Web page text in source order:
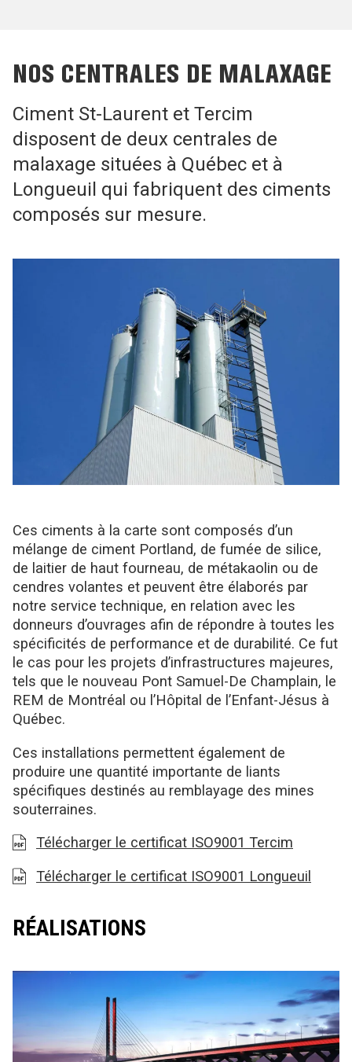
NOS CENTRALES DE MALAXAGE
Ciment St-Laurent et Tercim
disposent de deux centrales de
malaxage situées à Québec et à
Longueuil qui fabriquent des ciments
composés sur mesure.
Ces ciments à la carte sont composés d’un
mélange de ciment Portland, de fumée de silice,
de laitier de haut fourneau, de métakaolin ou de
cendres volantes et peuvent être élaborés par
notre service technique, en relation avec les
donneurs d’ouvrages afin de répondre à toutes les
spécificités de performance et de durabilité. Ce fut
le cas pour les projets d’infrastructures majeures,
tels que le nouveau Pont Samuel-De Champlain, le
REM de Montréal ou l’Hôpital de l’Enfant-Jésus à
Québec.
Ces installations permettent également de
produire une quantité importante de liants
spécifiques destinés au remblayage des mines
souterraines.
Télécharger le certificat ISO9001 Tercim
Télécharger le certificat ISO9001 Longueuil
RÉALISATIONS